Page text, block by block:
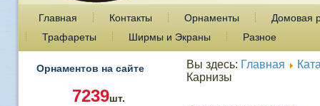
Главная Контакты Орнаменты
Домовая
Трафареты
Ширмы и Экраны Разное
Орнаментов на сайте
7239шт.
Вы здесь: Главная
Карнизы